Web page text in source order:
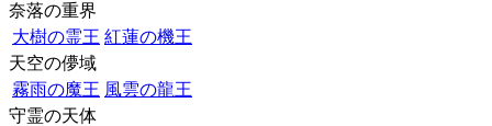
奈落の重界
大樹の霊王 紅蓮の機王
天空の儚域
霧雨の魔王 風雲の龍王
守霊の天体